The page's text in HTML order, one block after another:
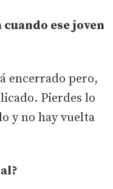
ese joven
encerrado pero,
Pierdes lo
y no hay vuelta